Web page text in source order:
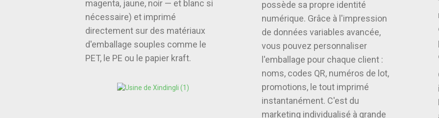
magenta, jaune, noir — et blanc si
nécessaire) et imprimé
directement sur des matériaux
d'emballage souples comme le
PET, le PE ou le papier kraft.
possède sa propre identité
numérique. Grâce à l'impression
de données variables avancée,
vous pouvez personnaliser
l'emballage pour chaque client :
noms, codes QR, numéros de lot,
promotions, le tout imprimé
instantanément. C'est du
marketing individualisé à grande